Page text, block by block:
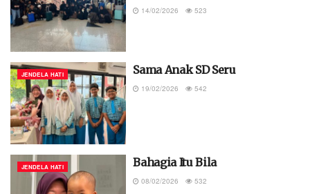
14/02/2026 523
JENDELA HATI Sama Anak SD Seru
19/02/2026 542
JENDELA HATI Bahagia Itu Bila
08/02/2026 532